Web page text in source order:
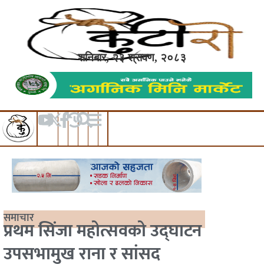
शनिबार, २३ श्रावण, २०८३
समाचार
प्रथम सिंजा महोत्सवको उद्घाटन
उपसभामुख राना र सांसद